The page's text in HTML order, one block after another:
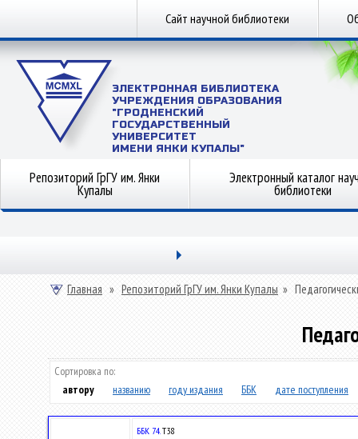
Сайт научной библиотеки
ЭЛЕКТРОННАЯ БИБЛИОТЕКА
УЧРЕЖДЕНИЯ ОБРАЗОВАНИЯ
"ГРОДНЕНСКИЙ
ГОСУДАРСТВЕННЫЙ
УНИВЕРСИТЕТ
ИМЕНИ ЯНКИ КУПАЛЫ"
Репозиторий ГрГУ им. Янки
Купалы
Электронный каталог
библиотеки
Главная » Репозиторий ГрГУ им. Янки Купалы »
Сортировка по:
автору
названию году издания ББК дате поступления
ББК 74.Т38